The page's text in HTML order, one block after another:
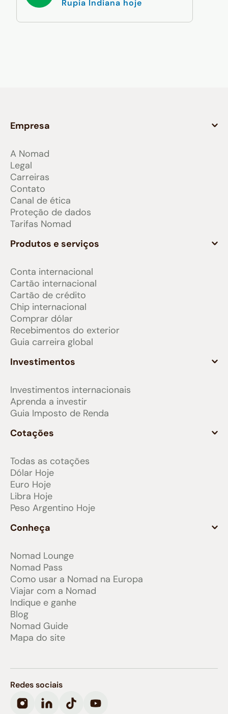
Rupia Indiana hoje
Empresa
A Nomad
Legal
Carreiras
Contato
Canal de ética
Proteção de dados
Tarifas Nomad
Produtos e serviços
Conta internacional
Cartão internacional
Cartão de crédito
Chip internacional
Comprar dólar
Recebimentos do exterior
Guia carreira global
Investimentos
Investimentos internacionais
Aprenda a investir
Guia Imposto de Renda
Cotações
Todas as cotações
Dólar Hoje
Euro Hoje
Libra Hoje
Peso Argentino Hoje
Conheça
Nomad Lounge
Nomad Pass
Como usar a Nomad na Europa
Viajar com a Nomad
Indique e ganhe
Blog
Nomad Guide
Mapa do site
Redes sociais